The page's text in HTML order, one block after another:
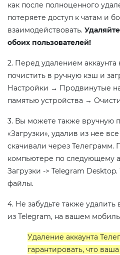
как после полноценного
потеряете доступ к чатам и
взаимодействовать.
обоих пользователей!
2. Перед удалением
почистить в ручную кэш и
Настройки → Продвинутые
памятью устройства →
3. Вы можете также вручную
«Загрузки», удалив из нее
скачивали через Телеграмм.
компьютере по следующему
Загрузки -> Telegram
файлы.
4. Не забудьте также
из Telegram, на вашем
Удаление аккаунта
гарантировать, что